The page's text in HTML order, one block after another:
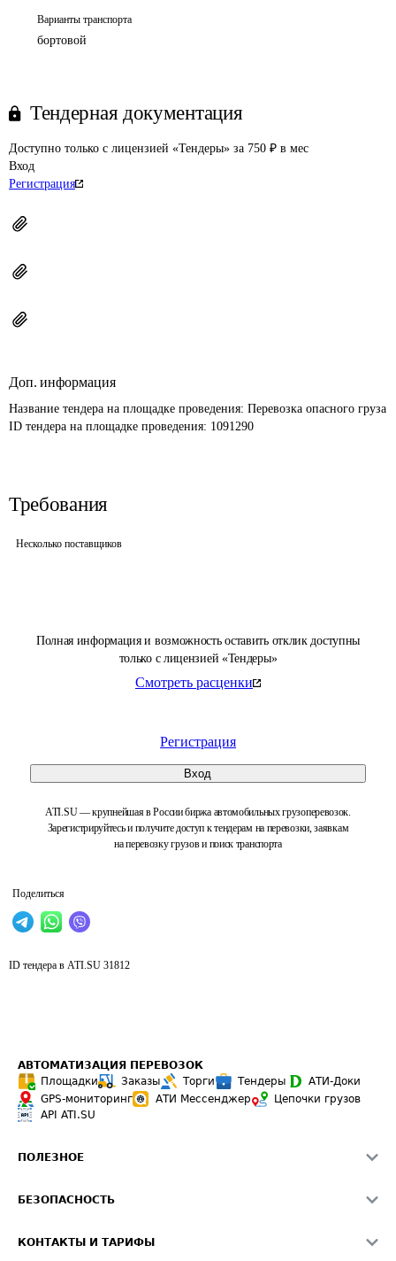
Полная информация и возможность оставить отклик доступны
только с лицензией «Тендеры»
Смотреть расценки
Регистрация
Вход
ATI.SU — крупнейшая в России биржа автомобильных грузоперевозок.
Зарегистрируйтесь и получите доступ к тендерам на перевозки, заявкам
на перевозку грузов и поиск транспорта
Поделиться
Варианты транспорта
бортовой
Тендерная документация
Доступно только с лицензией «Тендеры» за 750 ₽ в мес
Вход
Регистрация
Доп. информация
Название тендера на площадке проведения: Перевозка опасного груза
ID тендера на площадке проведения: 1091290
Требования
Несколько поставщиков
ID тендера в ATI.SU 31812
АВТОМАТИЗАЦИЯ ПЕРЕВОЗОК
Площадки
Заказы Торги Тендеры
АТИ-Доки
GPS-мониторинг
АТИ Мессенджер
Цепочки грузов
API ATI.SU
ПОЛЕЗНОЕ
Звезды ATI.SU на вашем сайте
БЕЗОПАСНОСТЬ
КОНТАКТЫ И ТАРИФЫ